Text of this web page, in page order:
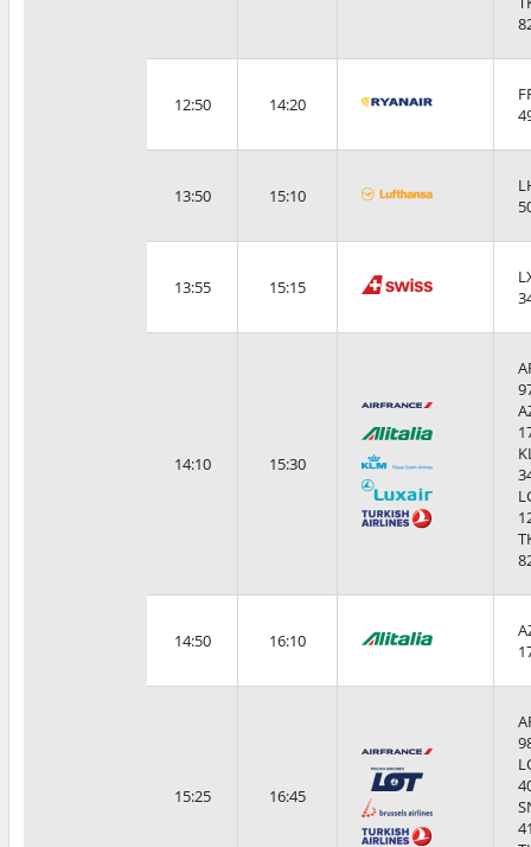
12:50 14:20
13:50 15:10
13:55 15:15
14:10 15:30
14:50 16:10
15:25 16:45